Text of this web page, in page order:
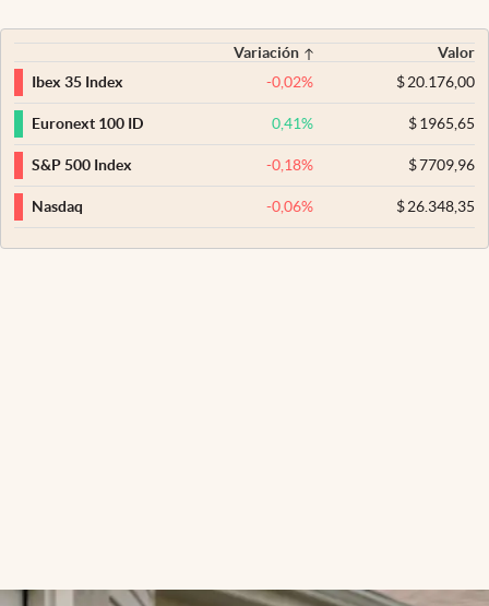
Variación
Valor
Ibex 35 Index
-0,02% $20.176,00
Euronext 100 ID 0,41% $1965,65
S&P 500 Index -0,18% $7709,96
Nasdaq -0,06% $26.348,35